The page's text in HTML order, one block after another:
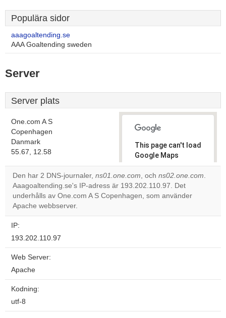
Populära sidor
aaagoaltending.se
AAA Goaltending sweden
Server
Server plats
One.com A S
Copenhagen
Danmark
55.67, 12.58
This page can't load
Google Maps
correctly.
Do you
own this
OK
Den har 2 DNS-journaler, ns01.one.com, och ns02.one.com.
Aaagoaltending.se's IP-adress är 193.202.110.97. Det
underhålls av One.com A S Copenhagen, som använder
Apache webbserver.
IP:
193.202.110.97
Web Server:
Apache
Kodning:
utf-8